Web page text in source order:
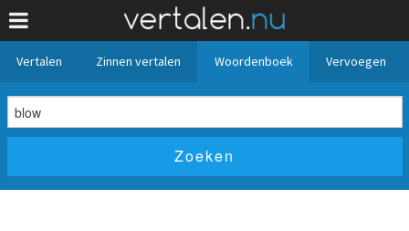
Vertalen Zinnen vertalen Woordenboek Vervoegen